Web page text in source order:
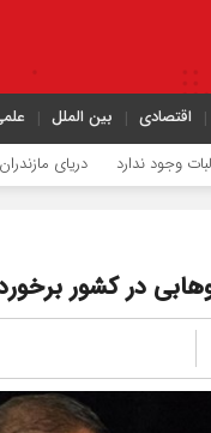
اقتصادی بین الملل
دریای مازندران موقتاً
در کشور